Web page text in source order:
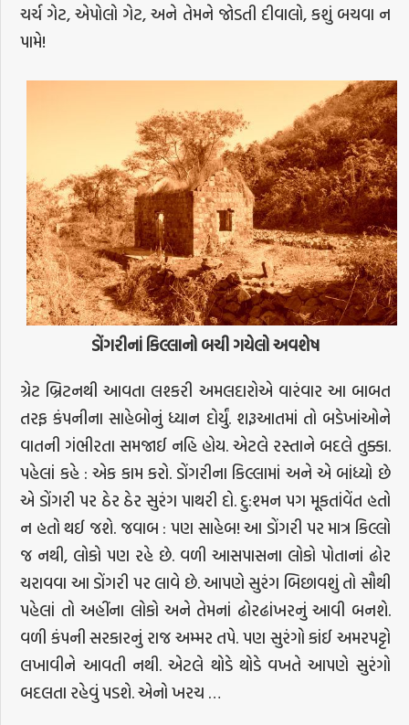
ચર્ચ ગેટ, એપોલો ગેટ, અને તેમને જોડતી દીવાલો, કશું બચવા ન
પામે!
ડોંગરીનાં કિલ્લાનો બચી ગયેલો અવશેષ
ગ્રેટ બ્રિટનથી આવતા લશ્કરી અમલદારોએ વારંવાર આ બાબત
તરફ કંપનીના સાહેબોનું ધ્યાન દોર્યું. શરૂઆતમાં તો બડેખાંઓને
વાતની ગંભીરતા સમજાઈ નહિ હોય. એટલે રસ્તાને બદલે તુક્કા.
પહેલાં કહે : એક કામ કરો. ડોંગરીના કિલ્લામાં અને એ બાંધ્યો છે
એ ડોંગરી પર ઠેર ઠેર સુરંગ પાથરી દો. દુ:શ્મન પગ મૂકતાંવેંત હતો
ન હતો થઈ જશે. જવાબ : પણ સાહેબ! આ ડોંગરી પર માત્ર કિલ્લો
જ નથી, લોકો પણ રહે છે. વળી આસપાસના લોકો પોતાનાં ઢોર
ચરાવવા આ ડોંગરી પર લાવે છે. આપણે સુરંગ બિછાવશું તો સૌથી
પહેલાં તો અહીંના લોકો અને તેમનાં ઢોરઢાંખરનું આવી બનશે.
વળી કંપની સરકારનું રાજ અમ્મર તપે. પણ સુરંગો કાંઈ અમરપટ્ટો
લખાવીને આવતી નથી. એટલે થોડે થોડે વખતે આપણે સુરંગો
બદલતા રહેવું પડશે. એનો ખરચ …